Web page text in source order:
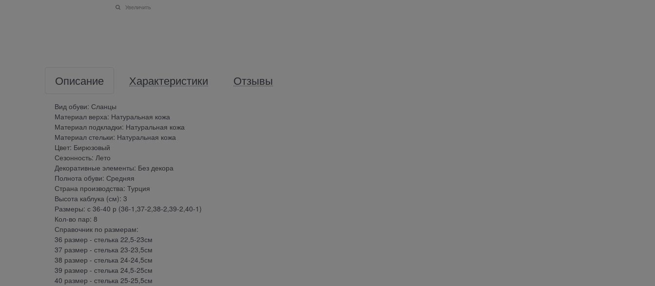
Увеличить
Описание Характеристики Отзывы
Вид обуви: Сланцы
Материал верха: Натуральная кожа
Материал подкладки: Натуральная кожа
Материал стельки: Натуральная кожа
Цвет: Бирюзовый
Сезонность: Лето
Декоративные элементы: Без декора
Полнота обуви: Средняя
Страна производства: Турция
Высота каблука (см): 3
Размеры: с 36-40 р (36-1,37-2,38-2,39-2,40-1)
Кол-во пар: 8
Справочник по размерам:
36 размер - стелька 22,5-23см
37 размер - стелька 23-23,5см
38 размер - стелька 24-24,5см
39 размер - стелька 24,5-25см
40 размер - стелька 25-25,5см